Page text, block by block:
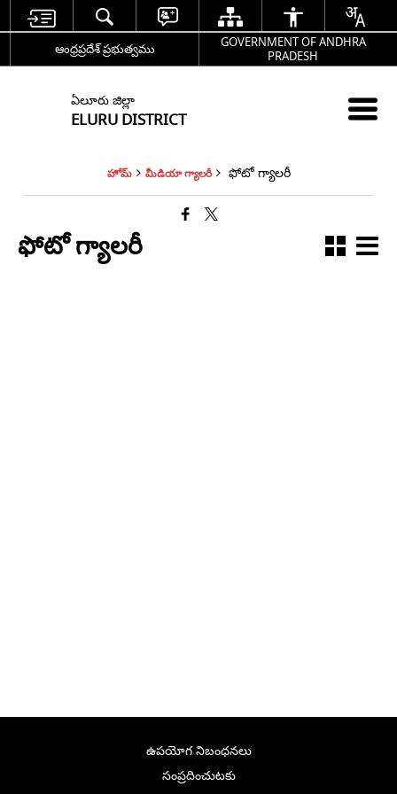
ఆంధ్రప్రదేశ్ ప్రభుత్వము
GOVERNMENT OF ANDHRA
PRADESH
ఏలూరు జిల్లా
ELURU DISTRICT
హోమ్ మీడియా గ్యాలరీ ఫోటో గ్యాలరీ
ఫోటో గ్యాలరీ
ఉపయోగ నిబంధనలు
సంప్రదించుటకు